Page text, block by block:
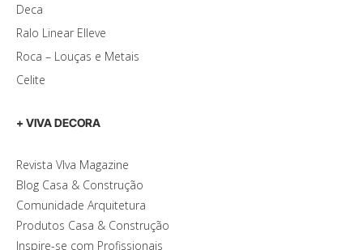
Deca
Ralo Linear Elleve
Roca – Louças e Metais
Celite
+ VIVA DECORA
Revista VIva Magazine
Blog Casa & Construção
Comunidade Arquitetura
Produtos Casa & Construção
Inspire-se com Profissionais